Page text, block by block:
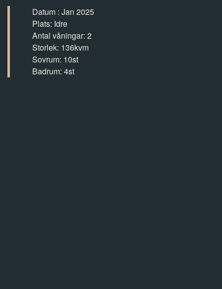
Datum : Jan 2025
Plats: Idre
Antal våningar: 2
Storlek: 136kvm
Sovrum: 10st
Badrum: 4st